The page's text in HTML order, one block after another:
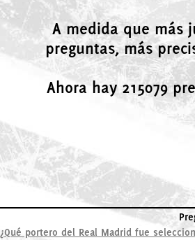
A medida que más
preguntas, más
Ahora hay 215079
¿Qué portero del Real Madrid fue